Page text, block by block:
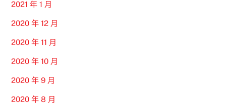
2021 年 1 月
2020 年 12 月
2020 年 11 月
2020 年 10 月
2020 年 9 月
2020 年 8 月